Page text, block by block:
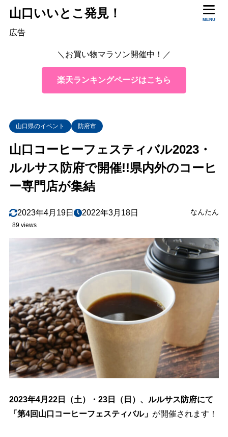
山口いいとこ発見！ MENU
広告
＼お買い物マラソン開催中！／
楽天ランキングページはこちら
山口県のイベント 防府市
山口コーヒーフェスティバル2023・
ルルサス防府で開催!!県内外のコーヒ
ー専門店が集結
2023年4月19日 2022年3月18日 なんたん
89 views
2023年4月22日（土）・23日（日）、ルルサス防府にて
「第4回山口コーヒーフェスティバル」 が開催されます！
山口コーヒーフェスティバル・開催情報
山口コーヒーフェスティバルとは？
4 まとめ